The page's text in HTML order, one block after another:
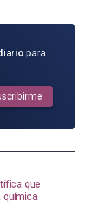
para
que
química